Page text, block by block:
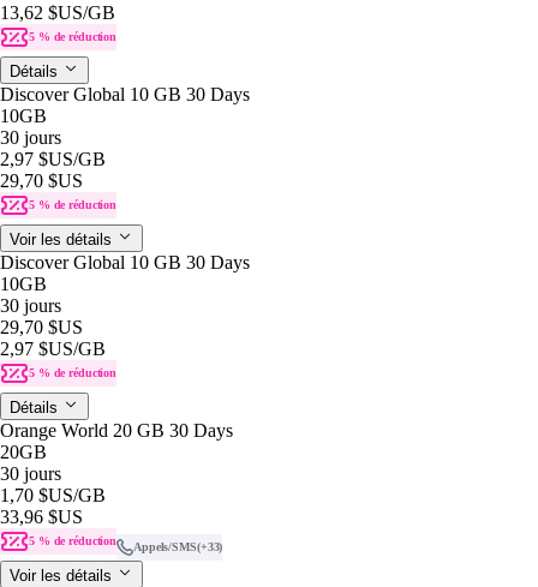
13,62 $US/GB
5 % de réduction
Détails
Discover Global 10 GB 30 Days
10GB
30 jours
2,97 $US/GB
29,70 $US
5 % de réduction
Voir les détails
Discover Global 10 GB 30 Days
10GB
30 jours
29,70 $US
2,97 $US/GB
5 % de réduction
Détails
Orange World 20 GB 30 Days
20GB
30 jours
1,70 $US/GB
33,96 $US
5 % de réduction Appels/SMS(+33)
Voir les détails